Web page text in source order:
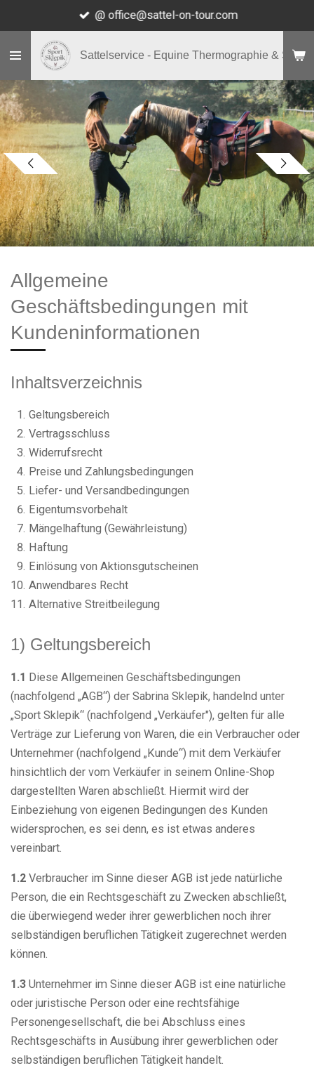
Hauptinhalt
springen
Sattelservice - Equine Thermographie & Shop
@ office@sattel-on-tour.com
Allgemeine
Geschäftsbedingungen mit
Kundeninformationen
Inhaltsverzeichnis
Geltungsbereich
Vertragsschluss
Widerrufsrecht
Preise und Zahlungsbedingungen
Liefer- und Versandbedingungen
Eigentumsvorbehalt
Mängelhaftung (Gewährleistung)
Haftung
Einlösung von Aktionsgutscheinen
Anwendbares Recht
Alternative Streitbeilegung
1) Geltungsbereich
1.1 Diese Allgemeinen Geschäftsbedingungen
(nachfolgend „AGB“) der Sabrina Sklepik, handelnd unter
„Sport Sklepik“ (nachfolgend „Verkäufer"), gelten für alle
Verträge zur Lieferung von Waren, die ein Verbraucher oder
Unternehmer (nachfolgend „Kunde“) mit dem Verkäufer
hinsichtlich der vom Verkäufer in seinem Online-Shop
dargestellten Waren abschließt. Hiermit wird der
Einbeziehung von eigenen Bedingungen des Kunden
widersprochen, es sei denn, es ist etwas anderes
vereinbart.
1.2 Verbraucher im Sinne dieser AGB ist jede natürliche
Person, die ein Rechtsgeschäft zu Zwecken abschließt,
die überwiegend weder ihrer gewerblichen noch ihrer
selbständigen beruflichen Tätigkeit zugerechnet werden
können.
1.3 Unternehmer im Sinne dieser AGB ist eine natürliche
oder juristische Person oder eine rechtsfähige
Personengesellschaft, die bei Abschluss eines
Rechtsgeschäfts in Ausübung ihrer gewerblichen oder
selbständigen beruflichen Tätigkeit handelt.